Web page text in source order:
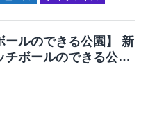
ールのできる公園】 新
チボールのできる公園